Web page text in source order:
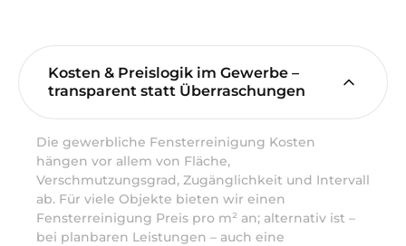
Kosten & Preislogik im Gewerbe –
transparent statt Überraschungen
Die gewerbliche Fensterreinigung Kosten
hängen vor allem von Fläche,
Verschmutzungsgrad, Zugänglichkeit und Intervall
ab. Für viele Objekte bieten wir einen
Fensterreinigung Preis pro m² an; alternativ ist –
bei planbaren Leistungen – auch eine